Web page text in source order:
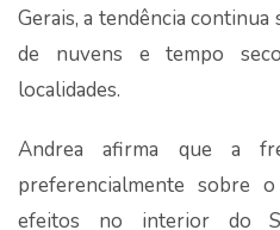
Gerais, a tendência continua
de nuvens e tempo
localidades.
Andrea afirma que a
preferencialmente sobre
efeitos no interior do